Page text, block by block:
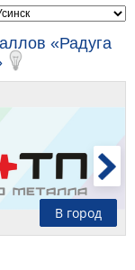
«Радуга
В город